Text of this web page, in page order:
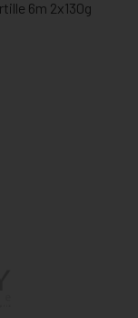
6m 2x130g